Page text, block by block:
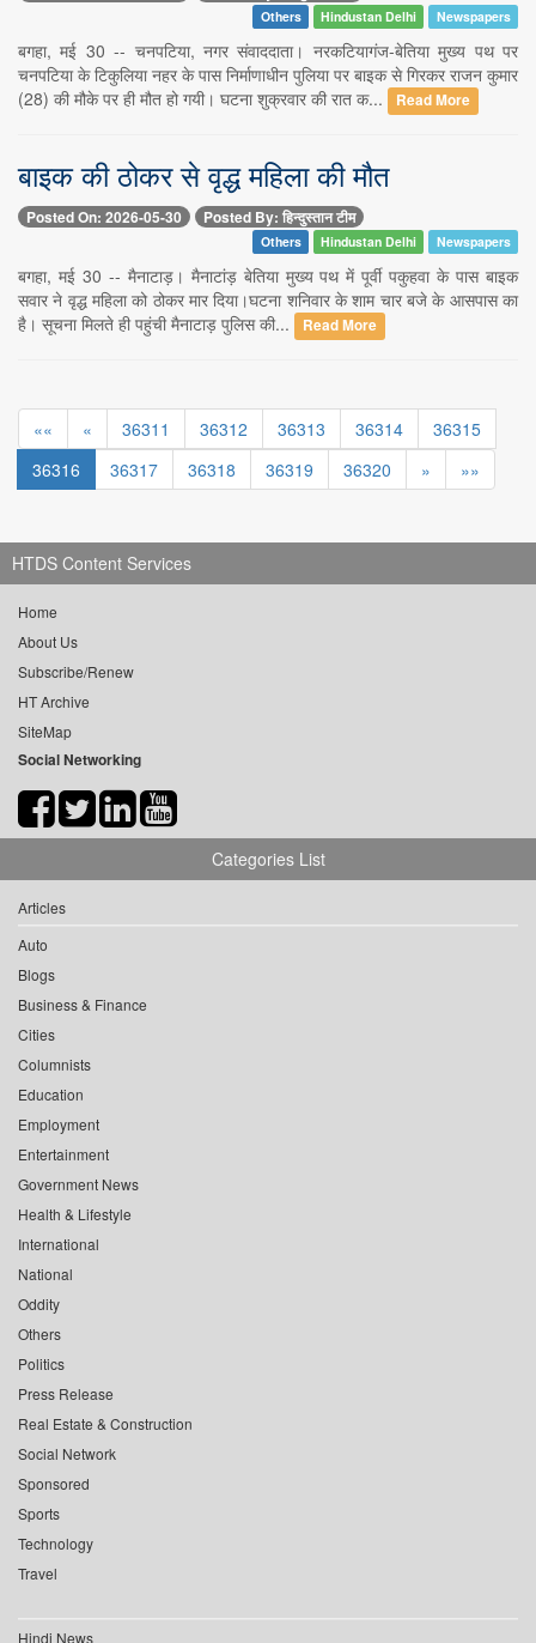
Others Hindustan Delhi Newspapers
बगहा, मई 30 -- चनपटिया, नगर संवाददाता। नरकटियागंज-बेतिया मुख्य पथ पर
चनपटिया के टिकुलिया नहर के पास निर्माणाधीन पुलिया पर बाइक से गिरकर राजन कुमार
(28) की मौके पर ही मौत हो गयी। घटना शुक्रवार की रात क...
Read More
बाइक की ठोकर से वृद्ध महिला की मौत
Posted On: 2026-05-30 Posted By: हिन्दुस्तान टीम
Others Hindustan Delhi Newspapers
बगहा, मई 30 -- मैनाटाड़। मैनाटांड़ बेतिया मुख्य पथ में पूर्वी पकुहवा के पास बाइक
सवार ने वृद्ध महिला को ठोकर मार दिया।घटना शनिवार के शाम चार बजे के आसपास का
है। सूचना मिलते ही पहुंची मैनाटाड़ पुलिस की...
Read More
«« « 36311 36312 36313 36314
36315
36316
36317 36318 36319 36320 » »»
HTDS Content Services
Home
About Us
Subscribe/Renew
HT Archive
SiteMap
Social Networking
Categories List
Articles
Auto
Blogs
Business & Finance
Cities
Columnists
Education
Employment
Entertainment
Government News
Health & Lifestyle
International
National
Oddity
Others
Politics
Press Release
Real Estate & Construction
Social Network
Sponsored
Sports
Technology
Travel
Hindi News